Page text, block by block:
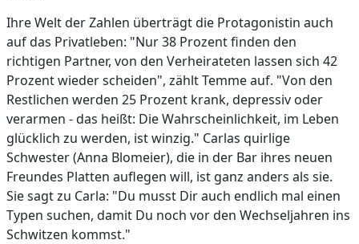
Ihre Welt der Zahlen überträgt die Protagonistin auch
auf das Privatleben: "Nur 38 Prozent finden den
richtigen Partner, von den Verheirateten lassen sich 42
Prozent wieder scheiden", zählt Temme auf. "Von den
Restlichen werden 25 Prozent krank, depressiv oder
verarmen - das heißt: Die Wahrscheinlichkeit, im Leben
glücklich zu werden, ist winzig." Carlas quirlige
Schwester (Anna Blomeier), die in der Bar ihres neuen
Freundes Platten auflegen will, ist ganz anders als sie.
Sie sagt zu Carla: "Du musst Dir auch endlich mal einen
Typen suchen, damit Du noch vor den Wechseljahren ins
Schwitzen kommst."